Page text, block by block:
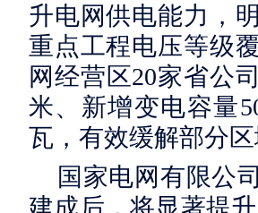
升电网供电能力，
重点工程电压等级
网经营区20家省公
米、新增变电容量
瓦，有效缓解部分
国家电网有限公
建成后，将显著提